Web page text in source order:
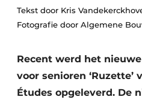
Vacature aanmelden
Video’s
Aanmelden
Bedrijven
Akoestiek
Beton & Staalbouw
Brandveiligheid
Tekst door Kris
Fotografie door Algemene
Recent werd het
voor senioren ‘Ruzette’
Études opgeleverd. De